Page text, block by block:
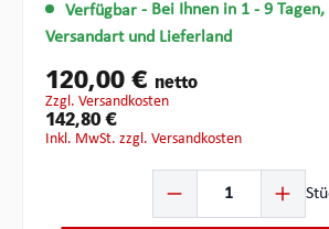
Verfügbar - Bei Ihnen in 1 - 9
Versandart und Lieferland
120,00 € netto
zzgl. Versandkosten
142,80 €
inkl. MwSt. zzgl. Versandkosten